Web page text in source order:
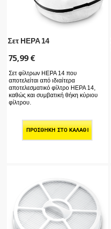
Σετ HEPA 14
75,99€
Σετ φίλτρων HEPA 14 που
αποτελείται από ιδιαίτερα
αποτελεσματικό φίλτρο HEPA 14,
καθώς και συμβατική θήκη κύριου
φίλτρου.
ΠΡΟΣΘΉΚΗ ΣΤΟ ΚΑΛΆΘΙ